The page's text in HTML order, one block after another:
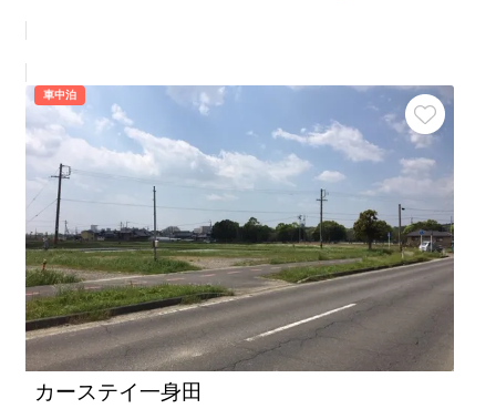
車中泊
カーステイ一身田